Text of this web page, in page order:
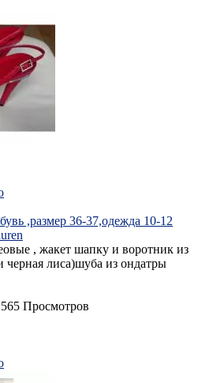
,размер 36-37,одежда 10-12
, жакет шапку и воротник из
черная лиса)шуба из ондатры
565 Просмотров